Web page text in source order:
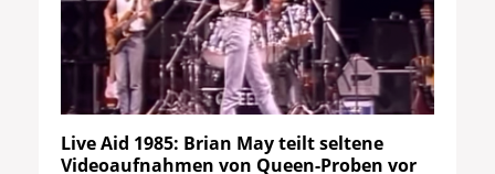
Live Aid 1985: Brian May teilt seltene
Videoaufnahmen von Queen-Proben vor